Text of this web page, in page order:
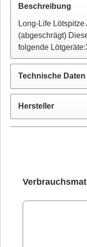
Beschreibung
Long-Life
(abgeschrägt)
folgende
Technische Daten
Hersteller
Produktgalerie